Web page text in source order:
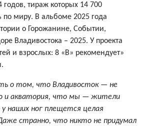
тираж которых 14 700
по миру. В альбоме 2025 года
о Горожанине, Событии,
Владивостока – 2025. У проекта
и взрослых: 8 «В» рекомендует»
о том, что Владивосток — не
и акватория, что мы — жители
наших ног плещется целая
странно, что никто не придумал